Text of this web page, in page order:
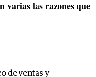
varias las razones que
de ventas y